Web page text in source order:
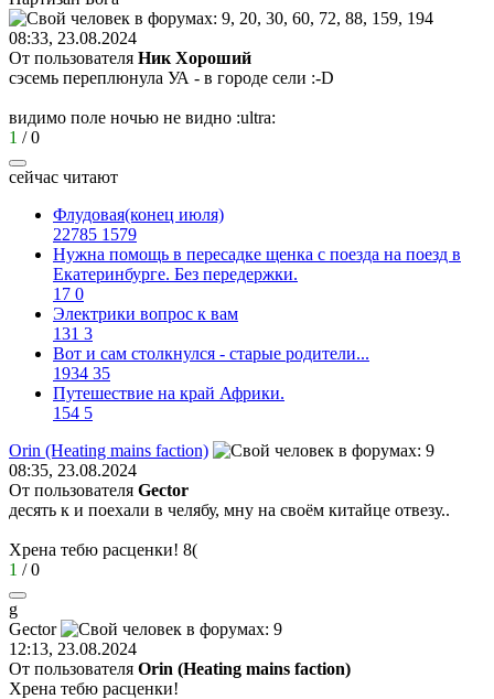
08:33, 23.08.2024
От пользователя Ник Хороший
сэсемь переплюнула УА - в городе сели :-D
видимо поле ночью не видно :ultra:
1 /0
сейчас читают
Флудовая(конец июля)
22785 1579
Нужна помощь в пересадке щенка с поезда на поезд в
Екатеринбурге. Без передержки.
17 0
Электрики вопрос к вам
131 3
Вот и сам столкнулся - старые родители...
1934 35
Путешествие на край Африки.
154 5
Orin (Heating mains faction)
08:35, 23.08.2024
От пользователя Gector
десять к и поехали в челябу, мну на своём китайце отвезу..
Хрена тебю расценки! 8(
1 /0
g
Gector
12:13, 23.08.2024
От пользователя Orin (Heating mains faction)
Хрена тебю расценки!